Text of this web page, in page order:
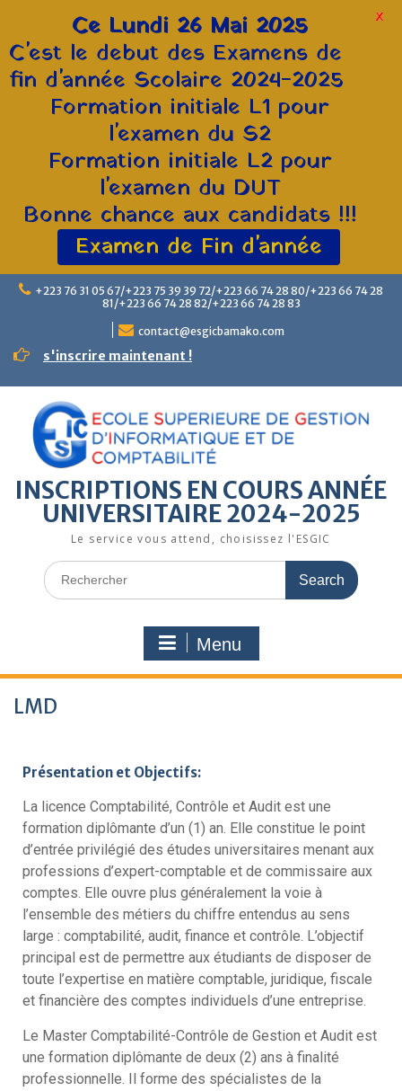
+223 76 31 05 67/+223 75 39 39 72/+223 66 74 28 80/+223 66 74 28
81/+223 66 74 28 82/+223 66 74 28 83
contact@esgicbamako.com
s'inscrire maintenant !
INSCRIPTIONS EN COURS ANNÉE
UNIVERSITAIRE 2024-2025
Le service vous attend, choisissez l'ESGIC
Menu
LMD
Présentation et Objectifs:
La licence Comptabilité, Contrôle et Audit est une
formation diplômante d’un (1) an. Elle constitue le point
d’entrée privilégié des études universitaires menant aux
professions d’expert-comptable et de commissaire aux
comptes. Elle ouvre plus généralement la voie à
l’ensemble des métiers du chiffre entendus au sens
large : comptabilité, audit, finance et contrôle. L’objectif
principal est de permettre aux étudiants de disposer de
toute l’expertise en matière comptable, juridique, fiscale
et financière des comptes individuels d’une entreprise.
Le Master Comptabilité-Contrôle de Gestion et Audit est
une formation diplômante de deux (2) ans à finalité
professionnelle. Il forme des spécialistes de la
Ce Lundi 26 Mai 2025
C'est le debut des Examens de
fin d'année Scolaire 2024-2025
Formation initiale L1 pour
l'examen du S2
Formation initiale L2 pour
l'examen du DUT
Bonne chance aux candidats !!!
Examen de Fin d'année
X